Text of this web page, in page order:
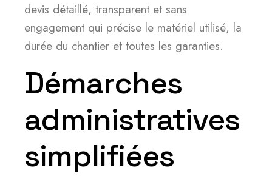
devis détaillé, transparent et sans
engagement qui précise le matériel utilisé, la
durée du chantier et toutes les garanties.
Démarches
administratives
simplifiées